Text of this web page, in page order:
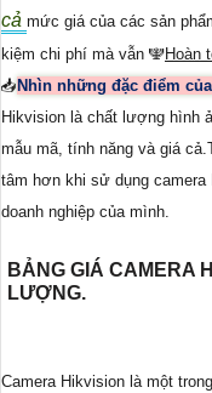
cả mức giá của các sản
kiệm chi phí mà vẫn ️🕎Hoàn
📥 Nhìn những đặc điểm
Hikvision là chất lượng hình
mẫu mã, tính năng và giá
tâm hơn khi sử dụng
doanh nghiệp của mình.
BẢNG GIÁ CAMERA
LƯỢNG.
Camera Hikvision là một